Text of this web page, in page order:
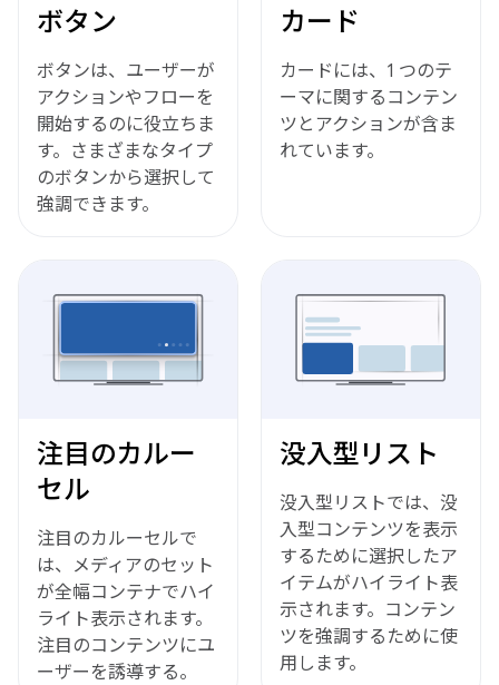
ボタン
ボタンは、ユーザーが
アクションやフローを
開始するのに役立ちま
す。さまざまなタイプ
のボタンから選択して
強調できます。
カード
カードには、1 つのテ
ーマに関するコンテン
ツとアクションが含ま
れています。
注目のカルー
セル
注目のカルーセルで
は、メディアのセット
が全幅コンテナでハイ
ライト表示されます。
注目のコンテンツにユ
ーザーを誘導する。
没入型リスト
没入型リストでは、没
入型コンテンツを表示
するために選択したア
イテムがハイライト表
示されます。コンテン
ツを強調するために使
用します。